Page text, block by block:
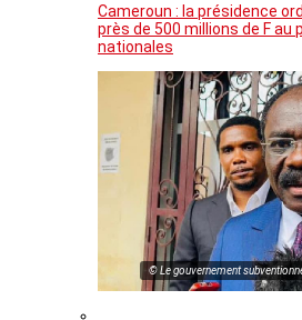
Cameroun : la présidence
près de 500 millions de F
nationales
© Le gouvernement